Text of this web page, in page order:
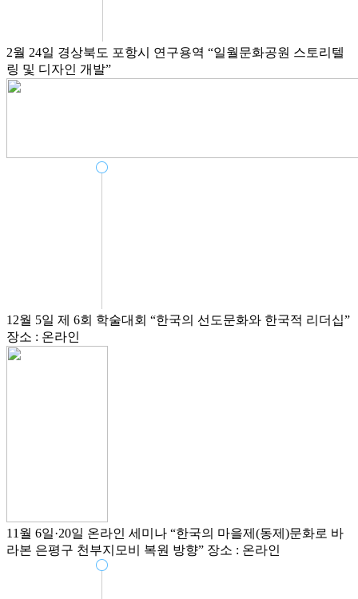
2월 24일 경상북도 포항시 연구용역 “일월문화공원 스토리텔
링 및 디자인 개발”
12월 5일 제 6회 학술대회 “한국의 선도문화와 한국적 리더십”
장소 : 온라인
11월 6일·20일 온라인 세미나 “한국의 마을제(동제)문화로 바
라본 은평구 천부지모비 복원 방향” 장소 : 온라인